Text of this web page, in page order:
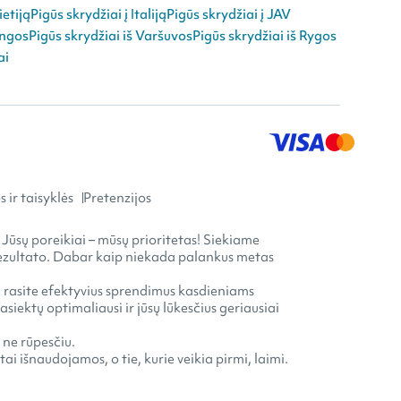
Pigūs skrydžiai į ItalijąPigūs skrydžiai į JAV
Pigūs skrydžiai iš VaršuvosPigūs skrydžiai iš Rygos
ir taisyklės Pretenzijos
poreikiai – mūsų prioritetas! Siekiame
Dabar kaip niekada palankus metas
efektyvius sprendimus kasdieniams
optimaliausi ir jūsų lūkesčius geriausiai
rūpesčiu.
išnaudojamos, o tie, kurie veikia pirmi, laimi.